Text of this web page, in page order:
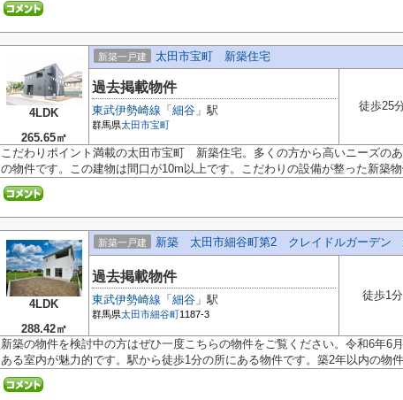
4LDK
265.65㎡
新築一戸建 太田市宝町 新築住宅
過去掲載物件
東武伊勢崎線 「 細谷 」駅
群馬県太田市宝町
徒歩25
こだわりポイント満載の太田市宝町 新築住宅。多くの方から高いニーズの
の物件です。この建物は間口が10m以上です。こだわりの設備が整った新築
4LDK
288.42㎡
新築一戸建 新築 太田市細谷町第2 クレイドルガーデン
過去掲載物件
東武伊勢崎線 「 細谷 」駅
群馬県太田市細谷町1187-3
徒歩1分
新築の物件を検討中の方はぜひ一度こちらの物件をご覧ください。令和6年6
ある室内が魅力的です。駅から徒歩1分の所にある物件です。築2年以内の物